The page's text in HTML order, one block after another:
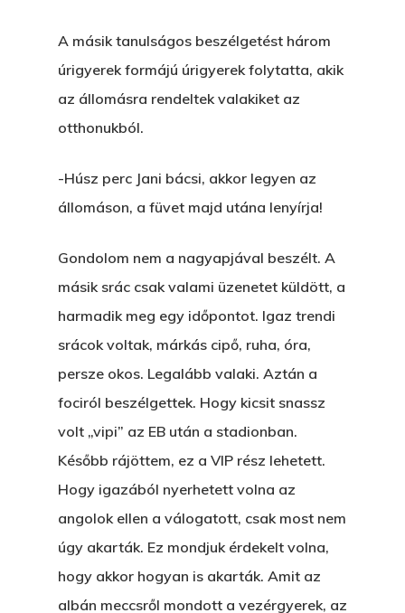
A másik tanulságos beszélgetést három
úrigyerek formájú úrigyerek folytatta, akik
az állomásra rendeltek valakiket az
otthonukból.
-Húsz perc Jani bácsi, akkor legyen az
állomáson, a füvet majd utána lenyírja!
Gondolom nem a nagyapjával beszélt. A
másik srác csak valami üzenetet küldött, a
harmadik meg egy időpontot. Igaz trendi
srácok voltak, márkás cipő, ruha, óra,
persze okos. Legalább valaki. Aztán a
fociról beszélgettek. Hogy kicsit snassz
volt „vipi” az EB után a stadionban.
Később rájöttem, ez a VIP rész lehetett.
Hogy igazából nyerhetett volna az
angolok ellen a válogatott, csak most nem
úgy akarták. Ez mondjuk érdekelt volna,
hogy akkor hogyan is akarták. Amit az
albán meccsről mondott a vezérgyerek, az
Főoldal
Bolt
Könyveim
A Veszett Ügy
Szerelem És…
A Jóember
Novellák
Álomszekrény
Rólam